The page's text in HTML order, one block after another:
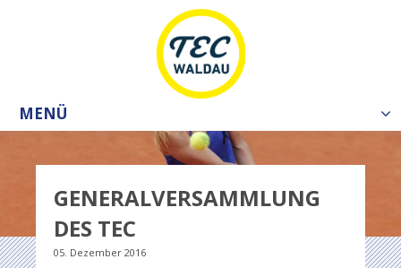
MENÜ
GENERALVERSAMMLUNG
DES TEC
05. Dezember 2016